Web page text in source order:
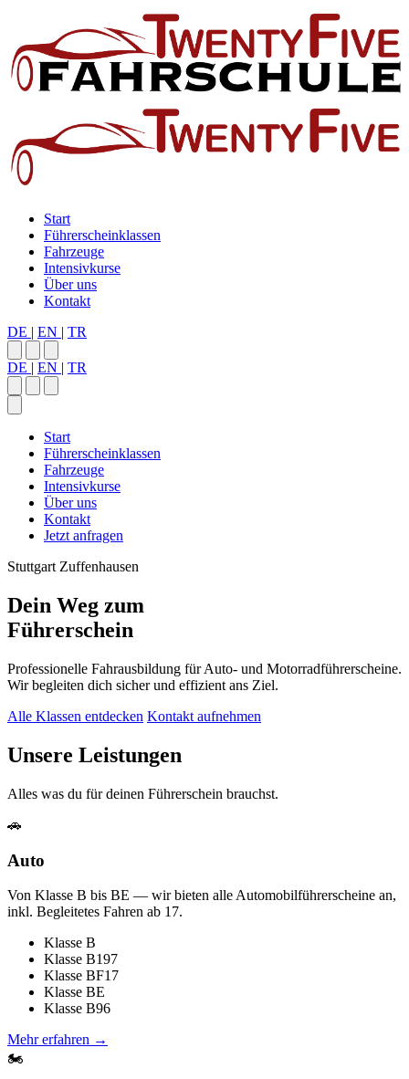
Start
Führerscheinklassen
Fahrzeuge
Intensivkurse
Über uns
Kontakt
DE | EN | TR
DE | EN | TR
Start
Führerscheinklassen
Fahrzeuge
Intensivkurse
Über uns
Kontakt
Jetzt anfragen
Stuttgart Zuffenhausen
Dein Weg zum
Führerschein
Professionelle Fahrausbildung für Auto- und Motorradführerscheine.
Wir begleiten dich sicher und effizient ans Ziel.
Alle Klassen entdecken Kontakt aufnehmen
Unsere Leistungen
Alles was du für deinen Führerschein brauchst.
🚗
Auto
Von Klasse B bis BE — wir bieten alle Automobilführerscheine an,
inkl. Begleitetes Fahren ab 17.
Klasse B
Klasse B197
Klasse BF17
Klasse BE
Klasse B96
Mehr erfahren →
🏍️